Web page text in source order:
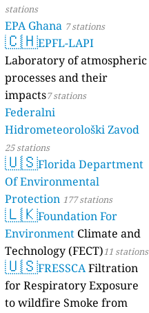
stations
EPA Ghana 7 stations
🇨🇭EPFL-LAPI
Laboratory of atmospheric
processes and their
impacts7 stations
Federalni
Hidrometeorološki Zavod
25 stations
🇺🇸Florida Department
Of Environmental
Protection 177 stations
🇱🇰Foundation For
Environment Climate and
Technology (FECT)11 stations
🇺🇸FRESSCAFiltration
for Respiratory Exposure
to wildfire Smoke from